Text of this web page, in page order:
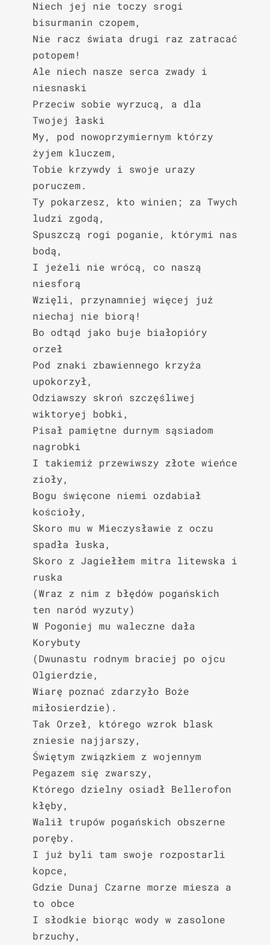
Niech jej nie toczy srogi
bisurmanin czopem,
Nie racz świata drugi raz zatracać
potopem!
Ale niech nasze serca zwady i
niesnaski
Przeciw sobie wyrzucą, a dla
Twojej łaski
My, pod nowoprzymiernym którzy
żyjem kluczem,
Tobie krzywdy i swoje urazy
poruczem.
Ty pokarzesz, kto winien; za Twych
ludzi zgodą,
Spuszczą rogi poganie, którymi nas
bodą,
I jeżeli nie wrócą, co naszą
niesforą
Wzięli, przynamniej więcej już
niechaj nie biorą!
Bo odtąd jako buje białopióry
orzeł
Pod znaki zbawiennego krzyża
upokorzył,
Odziawszy skroń szczęśliwej
wiktoryej bobki,
Pisał pamiętne durnym sąsiadom
nagrobki
I takiemiż przewiwszy złote wieńce
zioły,
Bogu święcone niemi ozdabiał
kościoły,
Skoro mu w Mieczysławie z oczu
spadła łuska,
Skoro z Jagiełłem mitra litewska i
ruska
(Wraz z nim z błędów pogańskich
ten naród wyzuty)
W Pogoniej mu waleczne dała
Korybuty
(Dwunastu rodnym braciej po ojcu
Olgierdzie,
Wiarę poznać zdarzyło Boże
miłosierdzie).
Tak Orzeł, którego wzrok blask
zniesie najjarszy,
Świętym związkiem z wojennym
Pegazem się zwarszy,
Którego dzielny osiadł Bellerofon
kłęby,
Walił trupów pogańskich obszerne
poręby.
I już byli tam swoje rozpostarli
kopce,
Gdzie Dunaj Czarne morze miesza a
to obce
I słodkie biorąc wody w zasolone
brzuchy,